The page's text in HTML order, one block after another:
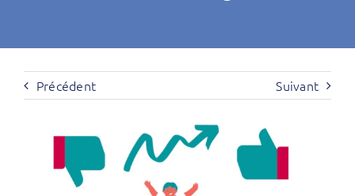
Précédent Suivant